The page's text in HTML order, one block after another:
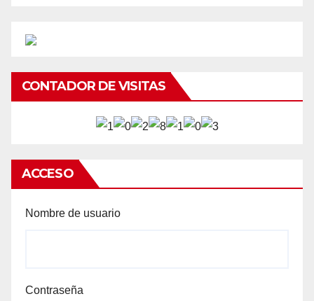
CONTADOR DE VISITAS
ACCESO
Nombre de usuario
Contraseña